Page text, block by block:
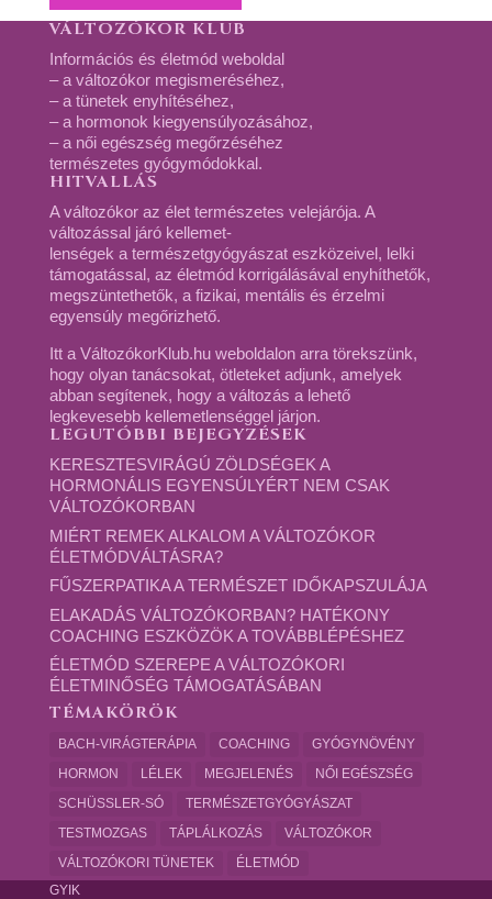
VÁLTOZÓKOR KLUB
Információs és életmód weboldal
– a változókor megismeréséhez,
– a tünetek enyhítéséhez,
– a hormonok kiegyensúlyozásához,
– a női egészség megőrzéséhez
természetes gyógymódokkal.
HITVALLÁS
A változókor az élet természetes velejárója. A
változással járó kellemet-
lenségek a természetgyógyászat eszközeivel, lelki
támogatással, az életmód korrigálásával enyhíthetők,
megszüntethetők, a fizikai, mentális és érzelmi
egyensúly megőrizhető.
Itt a VáltozókorKlub.hu weboldalon arra törekszünk,
hogy olyan tanácsokat, ötleteket adjunk, amelyek
abban segítenek, hogy a változás a lehető
legkevesebb kellemetlenséggel járjon.
LEGUTÓBBI BEJEGYZÉSEK
KERESZTESVIRÁGÚ ZÖLDSÉGEK A
HORMONÁLIS EGYENSÚLYÉRT NEM CSAK
VÁLTOZÓKORBAN
MIÉRT REMEK ALKALOM A VÁLTOZÓKOR
ÉLETMÓDVÁLTÁSRA?
FŰSZERPATIKA A TERMÉSZET IDŐKAPSZULÁJA
ELAKADÁS VÁLTOZÓKORBAN? HATÉKONY
COACHING ESZKÖZÖK A TOVÁBBLÉPÉSHEZ
ÉLETMÓD SZEREPE A VÁLTOZÓKORI
ÉLETMINŐSÉG TÁMOGATÁSÁBAN
TÉMAKÖRÖK
BACH-VIRÁGTERÁPIA COACHING
GYÓGYNÖVÉNY
HORMON
LÉLEK MEGJELENÉS
NŐI EGÉSZSÉG
SCHÜSSLER-SÓ
TERMÉSZETGYÓGYÁSZAT
TESTMOZGAS
TÁPLÁLKOZÁS
VÁLTOZÓKOR
VÁLTOZÓKORI TÜNETEK
ÉLETMÓD
GYIK